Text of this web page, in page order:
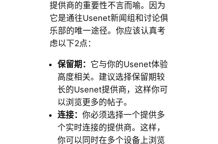
提供商的重要性不言而喻。因为
它是通往Usenet新闻组和讨论俱
乐部的唯一途径。你应该认真考
虑以下2点：
保留期： 它与你的Usenet体验
高度相关。建议选择保留期较
长的Usenet提供商，这样你可
以浏览更多的帖子。
连接： 你必须选择一个提供多
个实时连接的提供商。这样，
你可以同时在多个设备上浏览